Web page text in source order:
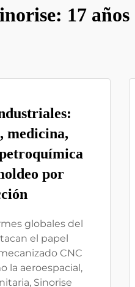
17
medicina,
por
globales del
el papel
CNC
la aeroespacial,
Sinorise